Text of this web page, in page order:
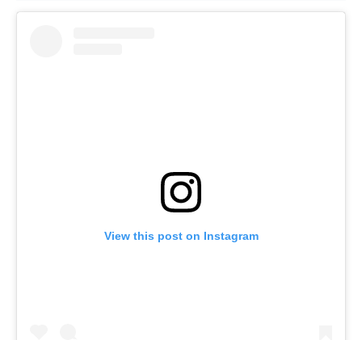
View this post on Instagram